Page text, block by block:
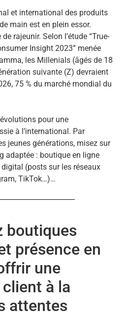
et international des produits
main est en plein essor.
rajeunir. Selon l’étude “True-
Insight 2023” menée
les Millenials (âgés de 18
suivante (Z) devraient
75 % du marché mondial du
pour une
à l’international. Par
jeunes générations, misez sur
adaptée : boutique en ligne
(posts sur les réseaux
TikTok…)…
boutiques
présence en
une
à la
attentes